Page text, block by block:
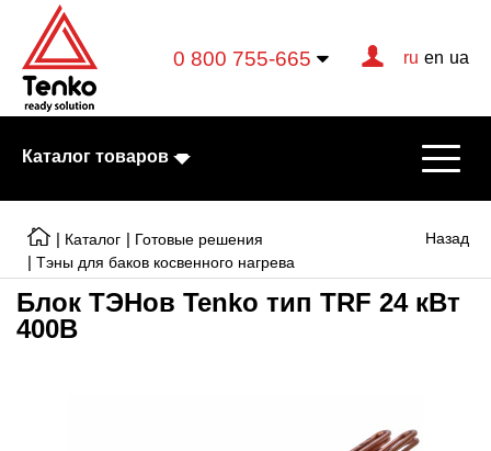
0 800 755-665 ru en ua
Каталог товаров
Электрические котлы
Тепловентиляторы
Назад
| Каталог | Готовые решения
| Тэны для баков косвенного нагрева
Блок ТЭНов Tenko тип TRF 24 кВт
400В